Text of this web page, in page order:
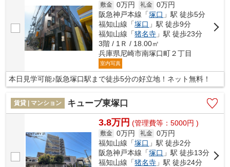
敷金 0万円 礼金 0万円
阪急神戸本線「塚口 」駅 徒歩5分
福知山線「塚口 」駅 徒歩9分
福知山線「猪名寺 」駅 徒歩23分
3階 / 1Ｒ / 18.00㎡
兵庫県尼崎市南塚口町２丁目
室内写真
本日見学可能♪阪急塚口駅まで徒歩5分の好立地！ネット無料！
賃貸 | マンション キューブ東塚口
3.8万円 (管理費等：5000円 )
敷金 0万円 礼金 0万円
福知山線「塚口 」駅 徒歩2分
阪急神戸本線「塚口 」駅 徒歩13分
福知山線「猪名寺 」駅 徒歩24分